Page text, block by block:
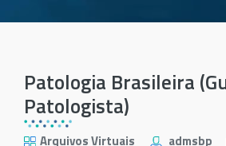
Patologia Brasileira
Patologista)
Arquivos Virtuais admsbp